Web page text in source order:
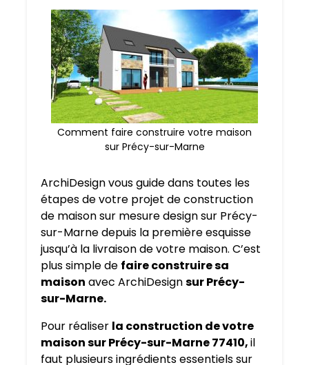
Comment faire construire votre maison
sur Précy-sur-Marne
ArchiDesign vous guide dans toutes les
étapes de votre projet de construction
de maison sur mesure design sur Précy-
sur-Marne depuis la première esquisse
jusqu’à la livraison de votre maison. C’est
plus simple de faire construire sa
maison avec ArchiDesignsur Précy-
sur-Marne.
Pour réaliser la construction de votre
maison sur Précy-sur-Marne 77410,il
faut plusieurs ingrédients essentiels sur